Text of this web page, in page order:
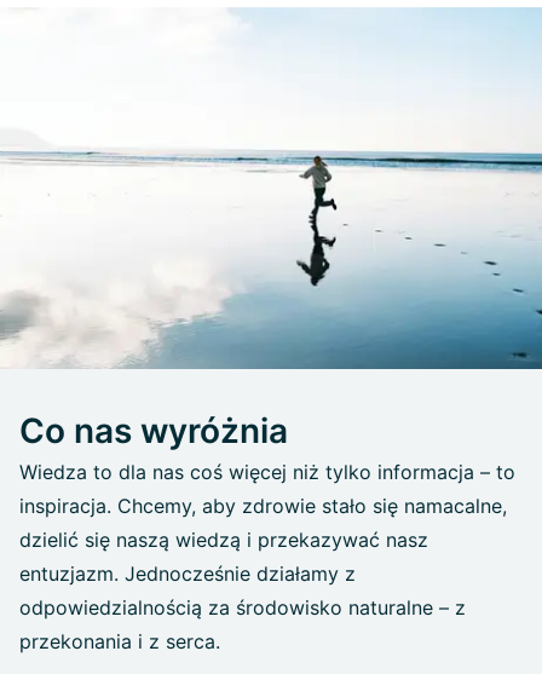
Co nas wyróżnia
Wiedza to dla nas coś więcej niż tylko informacja – to
inspiracja. Chcemy, aby zdrowie stało się namacalne,
dzielić się naszą wiedzą i przekazywać nasz
entuzjazm. Jednocześnie działamy z
odpowiedzialnością za środowisko naturalne – z
przekonania i z serca.